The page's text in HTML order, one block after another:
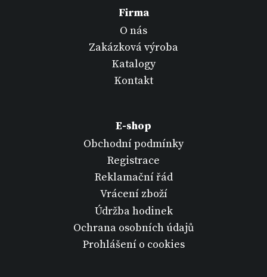
Firma
O nás
Zakázková výroba
Katalogy
Kontakt
E-shop
Obchodní podmínky
Registrace
Reklamační řád
Vrácení zboží
Údržba hodinek
Ochrana osobních údajů
Prohlášení o cookies